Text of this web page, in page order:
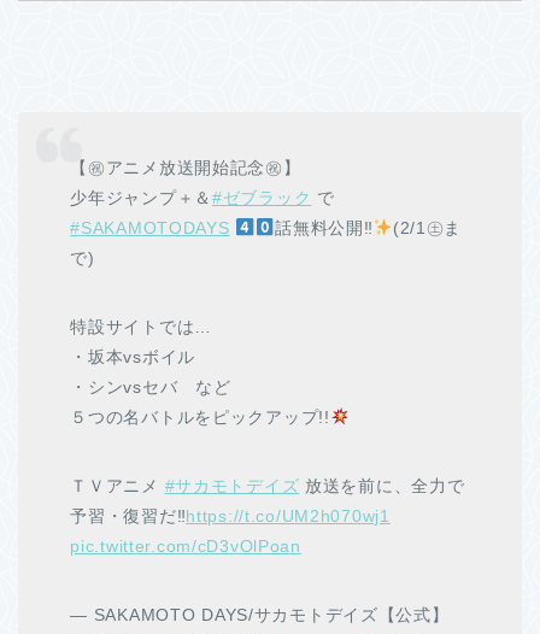
【㊗アニメ放送開始記念㊗】
少年ジャンプ＋＆ #ゼブラック で
#SAKAMOTODAYS
話無料公開‼
(2/1㊏ま
で)
特設サイトでは…
・坂本vsボイル
・シンvsセバ など
５つの名バトルをピックアップ!!
ＴＶアニメ #サカモトデイズ 放送を前に、全力で
予習・復習だ‼https://t.co/UM2h070wj1
pic.twitter.com/cD3vOlPoan
— SAKAMOTO DAYS/サカモトデイズ【公式】